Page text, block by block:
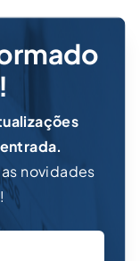
novidades